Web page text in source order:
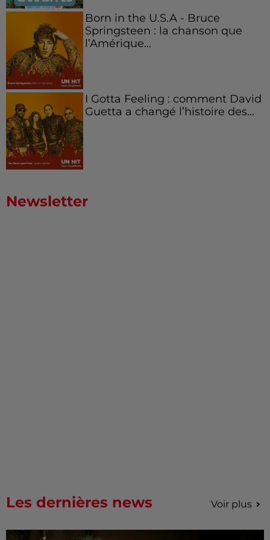
Born in the U.S.A - Bruce
Springsteen : la chanson que
l’Amérique...
I Gotta Feeling : comment David
Guetta a changé l’histoire des...
Newsletter
Les dernières news Voir plus